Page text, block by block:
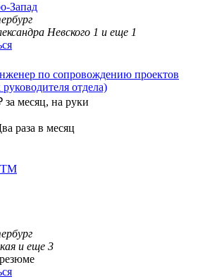
Запад
Невского 1 и еще 1
по сопровождению проектов
отдела)
за месяц, на руки
раза в месяц
и еще 3